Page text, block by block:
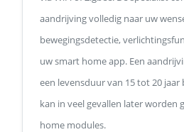
aandrijving volledig naar uw
bewegingsdetectie,
uw smart home app. Een
een levensduur van 15 tot 20
kan in veel gevallen later worden
home modules.